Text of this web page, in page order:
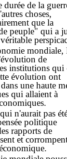
de la
choses,
que la
peuple" qui a
mondiale,
de
institutions qui
évolution ont
une haute
qui allaient à
n'aurait pas
politique
rapports de
et